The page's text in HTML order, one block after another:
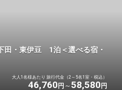
・東伊豆 1泊＜選べる宿・
大人1名様あたり 旅行代金（2～5名1室・税込）
46,760 円 58,580 円